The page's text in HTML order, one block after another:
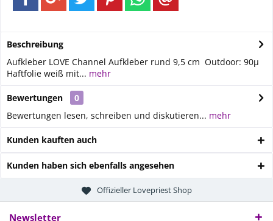
Beschreibung
Aufkleber LOVE Channel Aufkleber rund 9,5 cm Outdoor: 90µ
Haftfolie weiß mit... mehr
Bewertungen
0
Bewertungen lesen, schreiben und diskutieren... mehr
Kunden kauften auch
Kunden haben sich ebenfalls angesehen
Offizieller Lovepriest Shop
Newsletter